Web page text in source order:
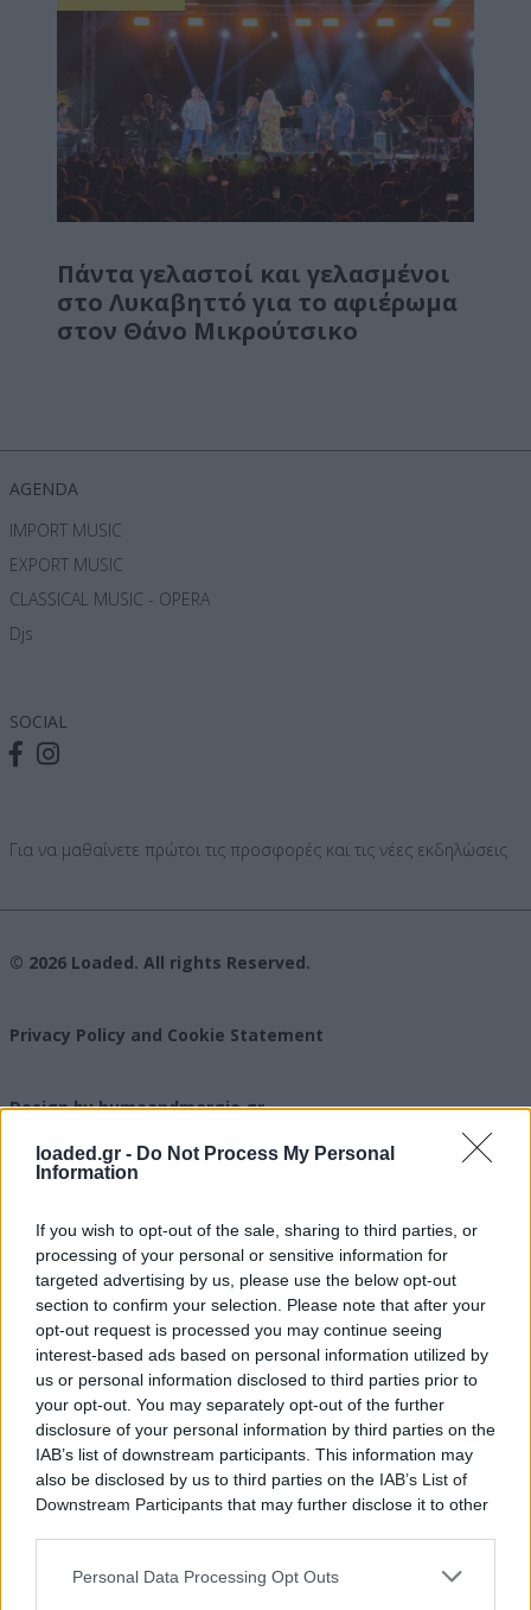
loaded.gr - Do Not Process My Personal
Information
If you wish to opt-out of the sale, sharing to third parties, or
processing of your personal or sensitive information for
targeted advertising by us, please use the below opt-out
section to confirm your selection. Please note that after your
opt-out request is processed you may continue seeing
interest-based ads based on personal information utilized by
us or personal information disclosed to third parties prior to
your opt-out. You may separately opt-out of the further
disclosure of your personal information by third parties on the
IAB’s list of downstream participants. This information may
also be disclosed by us to third parties on the IAB’s List of
Downstream Participants that may further disclose it to other
Personal Data Processing Opt Outs
Πάντα γελαστοί και γελασμένοι
στο Λυκαβηττό για το αφιέρωμα
στον Θάνο Μικρούτσικο
AGENDA
IMPORT MUSIC
EXPORT MUSIC
CLASSICAL MUSIC - OPERA
Djs
SOCIAL
Για να μαθαίνετε πρώτοι τις προσφορές και τις νέες εκδηλώσεις
© 2026 Loaded. All rights Reserved.
Privacy Policy and Cookie Statement
Design by humeandmargie.gr